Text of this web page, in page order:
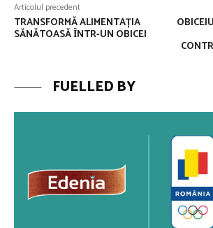
Articolul precedent
TRANSFORMĂ ALIMENTAȚIA
SĂNĂTOASĂ ȊNTR-UN OBICEI
FUELLED BY